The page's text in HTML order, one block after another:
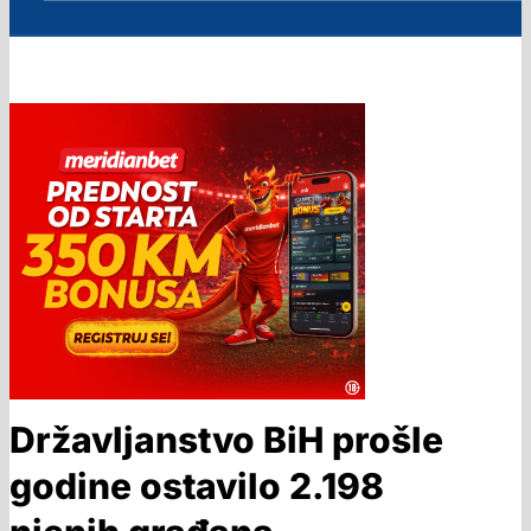
Državljanstvo BiH prošle
godine ostavilo 2.198